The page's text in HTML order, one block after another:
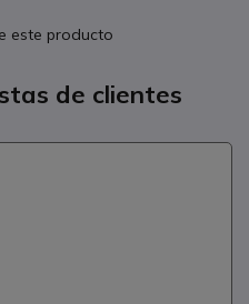
este producto
de clientes